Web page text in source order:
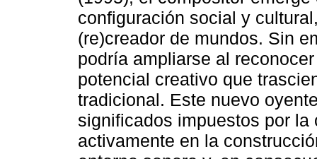
configuración social y
(re)creador de mundos. Sin
podría ampliarse al
potencial creativo que
tradicional. Este nuevo
significados impuestos por
activamente en la